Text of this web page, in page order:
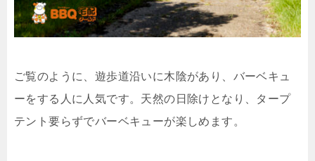
ご覧のように、遊歩道沿いに木陰があり、バーベキュ
ーをする人に人気です。天然の日除けとなり、タープ
テント要らずでバーベキューが楽しめます。